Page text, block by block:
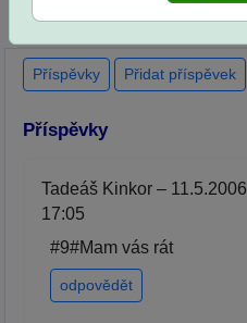
zkouškách
Příspěvky Přidat příspěvek
Příspěvky
Tadeáš Kinkor – 11.5.2006
17:05
#9#Mam vás rát
odpovědět